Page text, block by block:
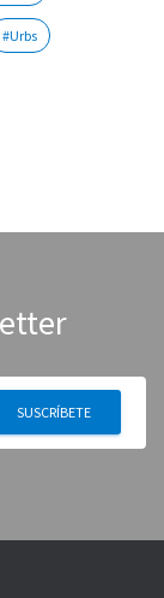
#Urbs